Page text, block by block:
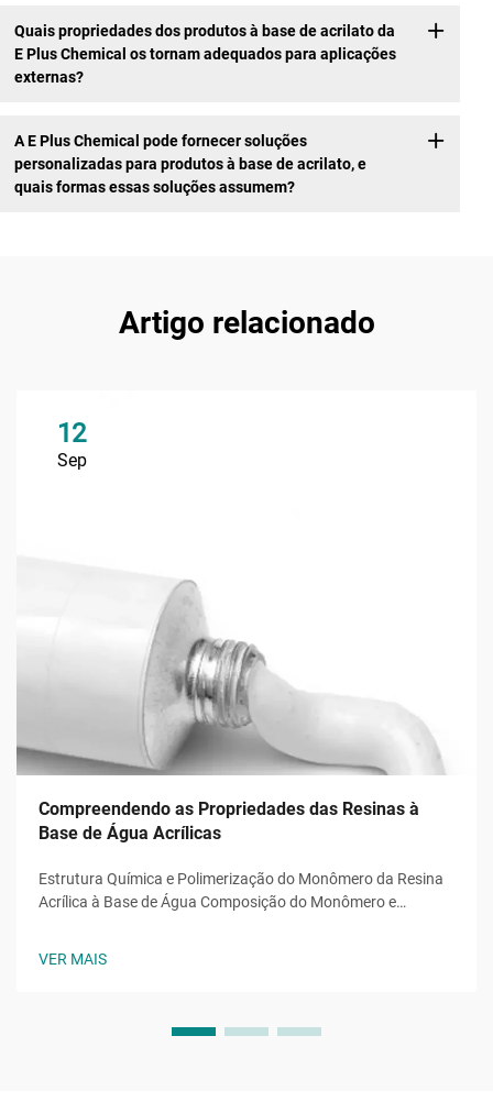
Quais propriedades dos produtos à base de acrilato da
E Plus Chemical os tornam adequados para aplicações
externas?
A E Plus Chemical pode fornecer soluções
personalizadas para produtos à base de acrilato, e
quais formas essas soluções assumem?
Artigo relacionado
12
Sep
Compreendendo as Propriedades das Resinas à
Base de Água Acrílicas
Estrutura Química e Polimerização do Monômero da Resina
Acrílica à Base de Água Composição do Monômero e
VER MAIS